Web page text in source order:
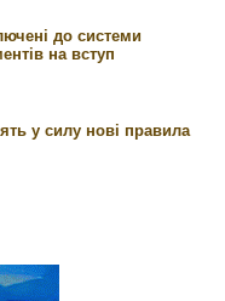
до системи
на вступ
у силу нові правила